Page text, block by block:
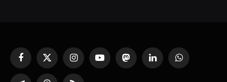
Facebook
X
(Twitter)
InstagramYouTubeMastodonLinkedInWhatsApp